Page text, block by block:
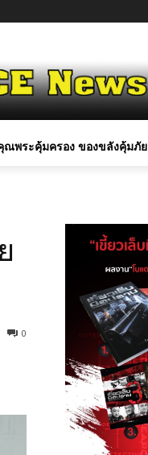
ณพระคุ้มครอง ของขลังคุ้มภัย
0